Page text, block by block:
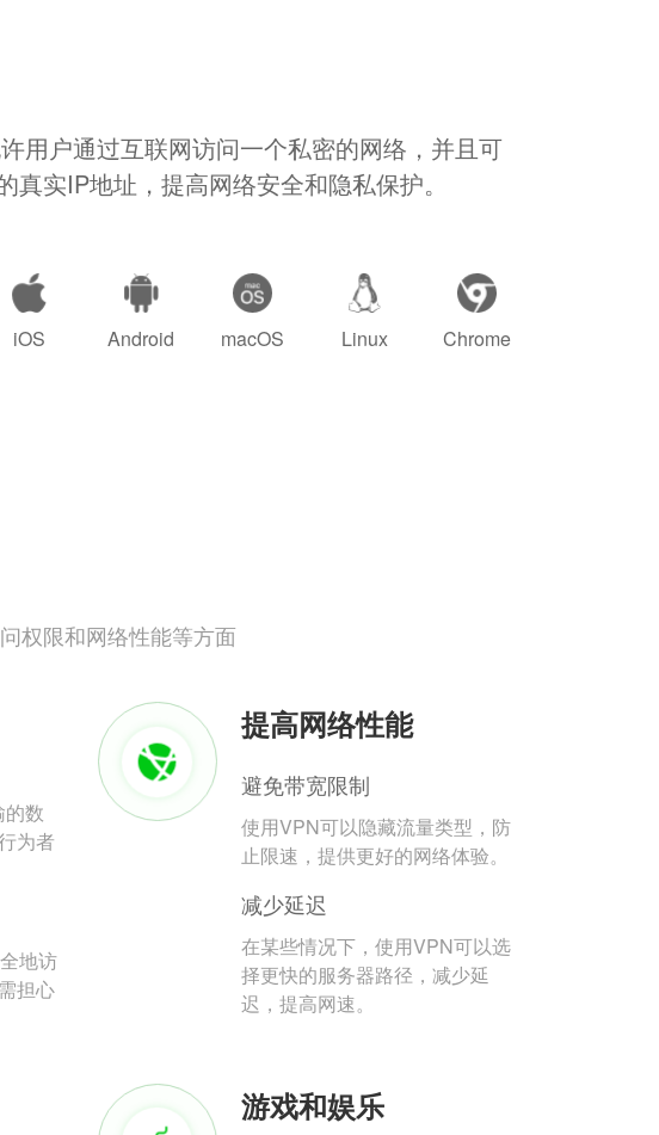
用户通过互联网访问一个私密的网络，并且可
真实IP地址，提高网络安全和隐私保护。
iOS Android macOS Linux Chrome
权限和网络性能等方面
数
为者
地访
担心
提高网络性能
避免带宽限制
使用VPN可以隐藏流量类型，防
止限速，提供更好的网络体验。
减少延迟
在某些情况下，使用VPN可以选
择更快的服务器路径，减少延
迟，提高网速。
游戏和娱乐